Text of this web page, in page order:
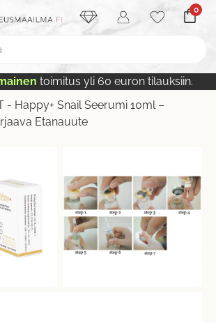
0
toimitus yli 60 euron tilauksiin.
- Happy+ Snail Seerumi 10ml –
Etanauute